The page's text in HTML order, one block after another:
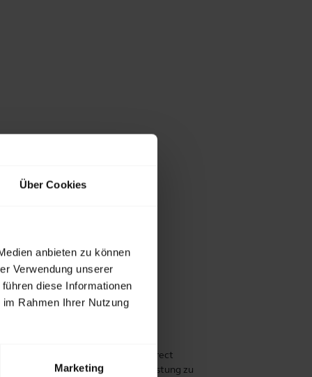
Über Cookies
anbieten zu können
Verwendung unserer
diese Informationen
Rahmen Ihrer Nutzung
Marketing
Erzielen der besten
Jabra Direct
und dein Gerät für optimale Leistung zu